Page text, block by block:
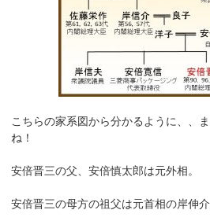
こちらの家系図から分かるように、、
ね！
安倍晋三の父、安倍慎太郎は元外相。
安倍晋三の母方の祖父は元首相の岸伸介